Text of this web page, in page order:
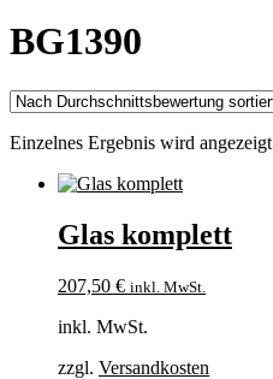
BG1390
Einzelnes Ergebnis wird angezeigt
Glas komplett
207,50 € inkl. MwSt.
inkl. MwSt.
zzgl. Versandkosten